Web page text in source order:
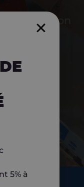
5 % à
DE
5% à